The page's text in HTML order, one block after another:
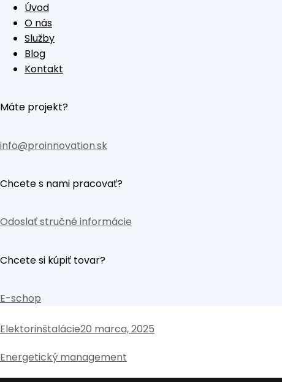
Úvod
O nás
Služby
Blog
Kontakt
Máte projekt?
info@proinnovation.sk
Chcete s nami pracovať?
Odoslať stručné informácie
Chcete si kúpiť tovar?
E-schop
Elektorinštalácie20 marca, 2025
Energetický management